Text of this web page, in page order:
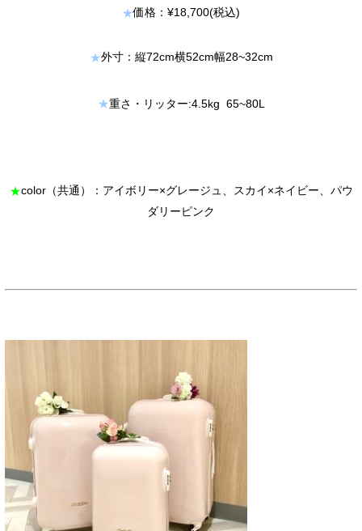
★価格：¥18,700(税込)
★外寸：縦72cm横52cm幅28~32cm
★重さ・リッター:4.5kg 65~80L
★color（共通）：アイボリー×グレージュ、スカイ×ネイビー、パウ
ダリーピンク